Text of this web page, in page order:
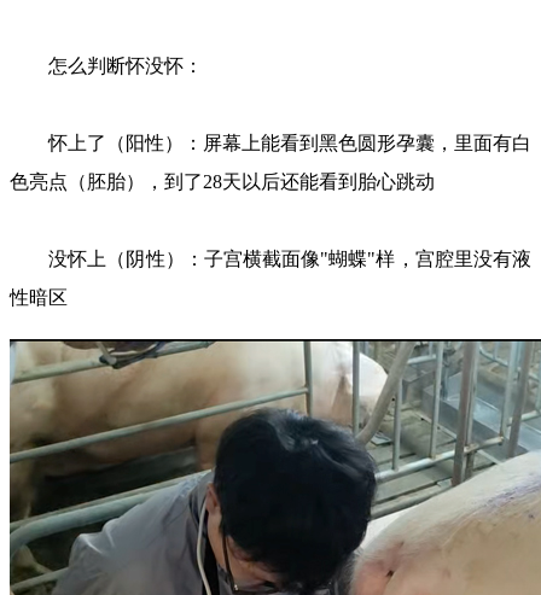
怎么判断怀没怀：
怀上了（阳性）：屏幕上能看到黑色圆形孕囊，里面有白
色亮点（胚胎），到了28天以后还能看到胎心跳动
没怀上（阴性）：子宫横截面像"蝴蝶"样，宫腔里没有液
性暗区